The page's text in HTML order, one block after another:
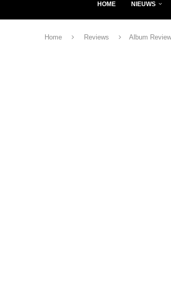
HOME NIEUWS
Home Reviews Album